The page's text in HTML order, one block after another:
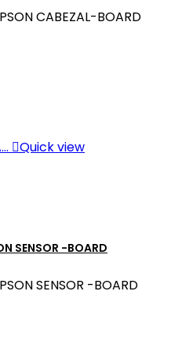
CABEZAL-BOARD
Quick view
SENSOR -BOARD
SENSOR -BOARD